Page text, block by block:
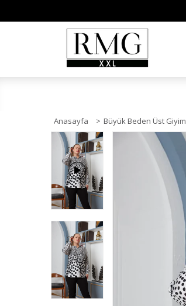
Anasayfa > Büyük Beden Üst Giyim